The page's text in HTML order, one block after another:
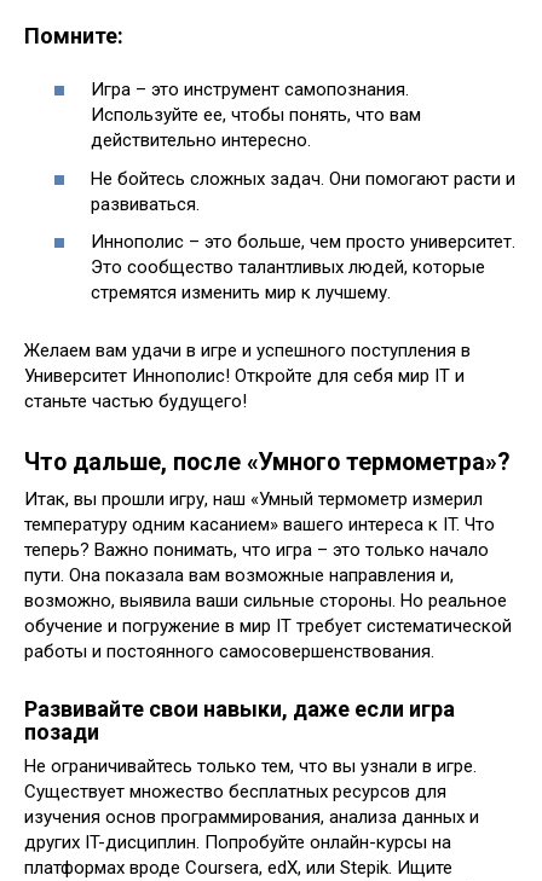
Помните:
Игра – это инструмент самопознания.
Используйте ее, чтобы понять, что вам
действительно интересно.
Не бойтесь сложных задач. Они помогают расти и
развиваться.
Иннополис – это больше, чем просто университет.
Это сообщество талантливых людей, которые
стремятся изменить мир к лучшему.
Желаем вам удачи в игре и успешного поступления в
Университет Иннополис! Откройте для себя мир IT и
станьте частью будущего!
Что дальше, после «Умного термометра»?
Итак, вы прошли игру, наш «Умный термометр измерил
температуру одним касанием» вашего интереса к IT. Что
теперь? Важно понимать, что игра – это только начало
пути. Она показала вам возможные направления и,
возможно, выявила ваши сильные стороны. Но реальное
обучение и погружение в мир IT требует систематической
работы и постоянного самосовершенствования.
Развивайте свои навыки, даже если игра
позади
Не ограничивайтесь только тем, что вы узнали в игре.
Существует множество бесплатных ресурсов для
изучения основ программирования, анализа данных и
других IT-дисциплин. Попробуйте онлайн-курсы на
платформах вроде Coursera, edX, или Stepik. Ищите